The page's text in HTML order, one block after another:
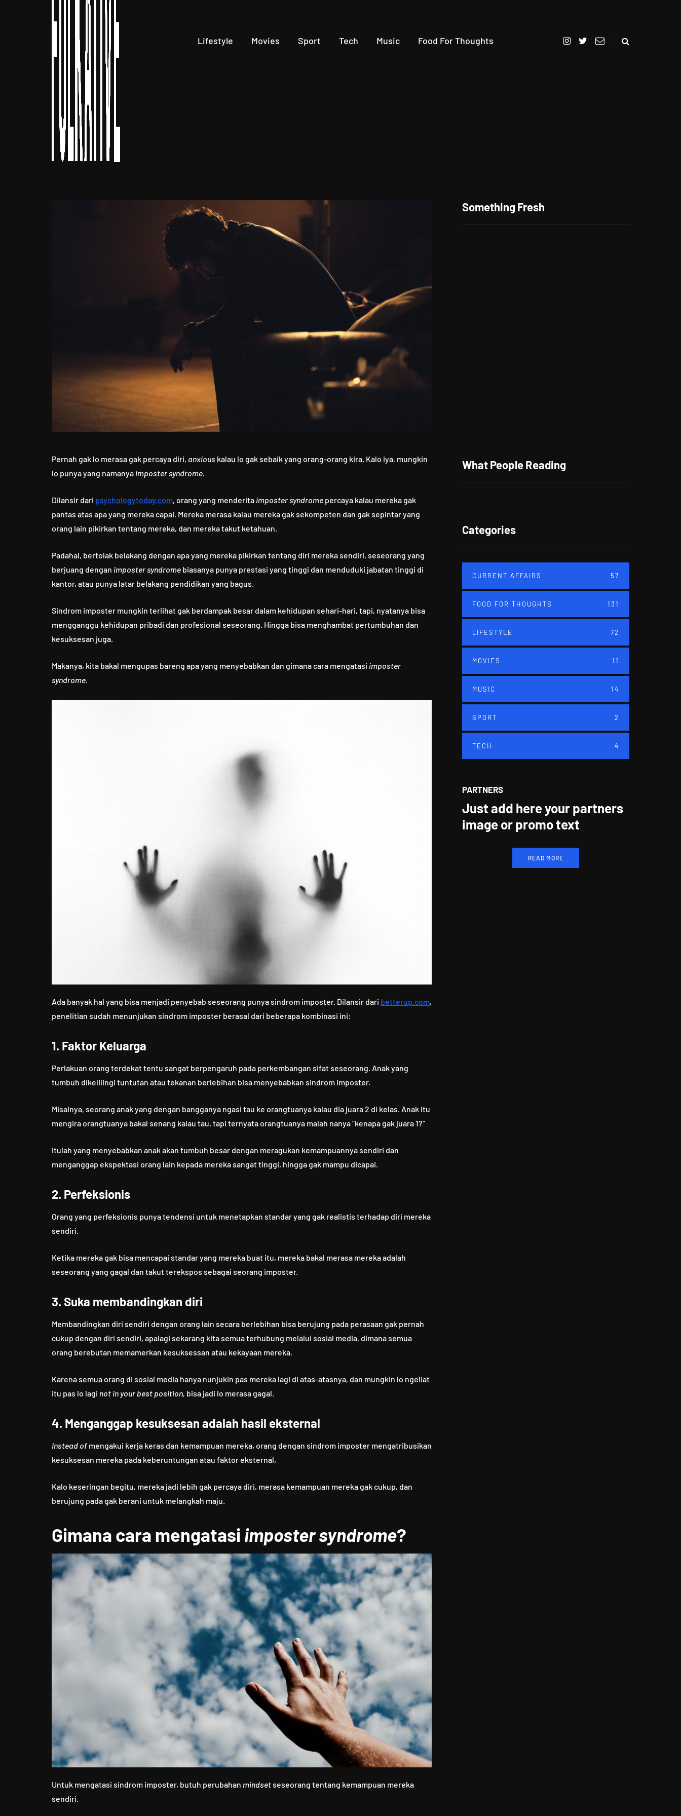
Lifestyle Movies Sport Tech Music Food For Thoughts
Pernah gak lo merasa gak percaya diri, anxious kalau lo gak sebaik yang orang-orang kira. Kalo iya, mungkin
lo punya yang namanya imposter syndrome.
Dilansir dari psychologytoday.com, orang yang menderita imposter syndrome percaya kalau mereka gak
pantas atas apa yang mereka capai. Mereka merasa kalau mereka gak sekompeten dan gak sepintar yang
orang lain pikirkan tentang mereka, dan mereka takut ketahuan.
Padahal, bertolak belakang dengan apa yang mereka pikirkan tentang diri mereka sendiri, seseorang yang
berjuang dengan imposter syndrome biasanya punya prestasi yang tinggi dan menduduki jabatan tinggi di
kantor, atau punya latar belakang pendidikan yang bagus.
Sindrom imposter mungkin terlihat gak berdampak besar dalam kehidupan sehari-hari, tapi, nyatanya bisa
mengganggu kehidupan pribadi dan profesional seseorang. Hingga bisa menghambat pertumbuhan dan
kesuksesan juga.
Makanya, kita bakal mengupas bareng apa yang menyebabkan dan gimana cara mengatasi imposter
syndrome.
Ada banyak hal yang bisa menjadi penyebab seseorang punya sindrom imposter. Dilansir dari betterup.com,
penelitian sudah menunjukan sindrom imposter berasal dari beberapa kombinasi ini:
1. Faktor Keluarga
Perlakuan orang terdekat tentu sangat berpengaruh pada perkembangan sifat seseorang. Anak yang
tumbuh dikelilingi tuntutan atau tekanan berlebihan bisa menyebabkan sindrom imposter.
Misalnya, seorang anak yang dengan bangganya ngasi tau ke orangtuanya kalau dia juara 2 di kelas. Anak itu
mengira orangtuanya bakal senang kalau tau, tapi ternyata orangtuanya malah nanya “kenapa gak juara 1?”
Itulah yang menyebabkan anak akan tumbuh besar dengan meragukan kemampuannya sendiri dan
menganggap ekspektasi orang lain kepada mereka sangat tinggi, hingga gak mampu dicapai.
2. Perfeksionis
Orang yang perfeksionis punya tendensi untuk menetapkan standar yang gak realistis terhadap diri mereka
sendiri.
Ketika mereka gak bisa mencapai standar yang mereka buat itu, mereka bakal merasa mereka adalah
seseorang yang gagal dan takut terekspos sebagai seorang imposter.
3. Suka membandingkan diri
Membandingkan diri sendiri dengan orang lain secara berlebihan bisa berujung pada perasaan gak pernah
cukup dengan diri sendiri, apalagi sekarang kita semua terhubung melalui sosial media, dimana semua
orang berebutan memamerkan kesuksessan atau kekayaan mereka.
Karena semua orang di sosial media hanya nunjukin pas mereka lagi di atas-atasnya, dan mungkin lo ngeliat
itu pas lo lagi not in your best position, bisa jadi lo merasa gagal.
4. Menganggap kesuksesan adalah hasil eksternal
Instead of mengakui kerja keras dan kemampuan mereka, orang dengan sindrom imposter mengatribusikan
kesuksesan mereka pada keberuntungan atau faktor eksternal,
Kalo keseringan begitu, mereka jadi lebih gak percaya diri, merasa kemampuan mereka gak cukup, dan
berujung pada gak berani untuk melangkah maju.
Gimana cara mengatasi imposter syndrome?
Untuk mengatasi sindrom imposter, butuh perubahan mindsetseseorang tentang kemampuan mereka
sendiri.
Something FreshPelanggan Setia, CITILINK
LinkMiles Festival
What People Reading
Categories
CURRENT AFFAIRS 57
FOOD FOR THOUGHTS 131
LIFESTYLE 72
MOVIES 11
MUSIC 14
SPORT 2
TECH 4
PARTNERS
Just add here your partners
image or promo text
READ MORE